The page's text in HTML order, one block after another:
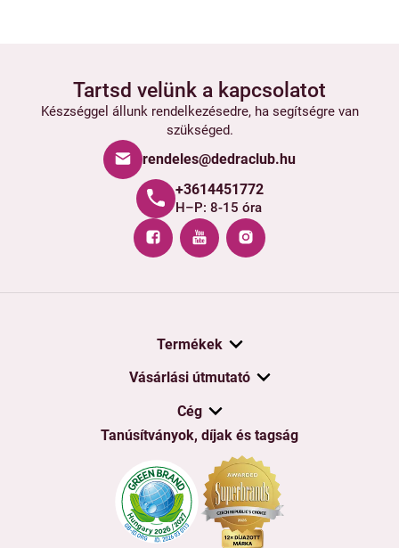
Tartsd velünk a kapcsolatot
Készséggel állunk rendelkezésedre, ha segítségre van
szükséged.
rendeles@dedraclub.hu
+3614451772
H–P: 8-15 óra
Termékek
Vásárlási útmutató
Cég
Tanúsítványok, díjak és tagság